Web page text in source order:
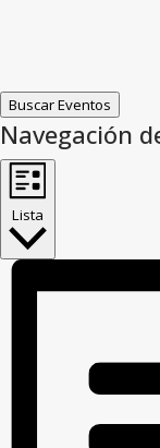
Buscar Eventos
Navegación
Lista